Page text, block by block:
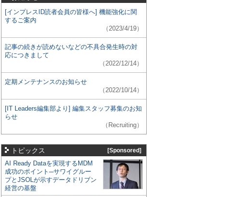
[インプレスID読者会員の皆様へ] 機能強化に関
するご案内
（2023/4/19）
記事の続きが読めないなどの不具合発生時の対
応につきまして
（2022/12/14）
定期メンテナンスのお知らせ
（2022/10/14）
[IT Leaders編集部より] 編集スタッフ募集のお知
らせ
（Recruiting）
トピックス [Sponsored]
AI Ready Dataを実現するMDM
成功のポイント─サワイグルー
プとJSOLが示すデータドリブン
経営の基盤